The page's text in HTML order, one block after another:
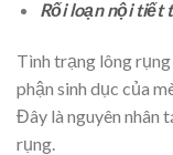
Rối loạn nội tiết
Tình trạng lông rụng
phận sinh dục của
Đây là nguyên nhân
rụng.